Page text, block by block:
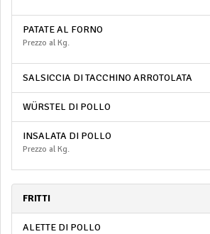
PATATE AL FORNO
Prezzo al Kg.
SALSICCIA DI TACCHINO ARROTOLATA
WÜRSTEL DI POLLO
INSALATA DI POLLO
Prezzo al Kg.
FRITTI
ALETTE DI POLLO